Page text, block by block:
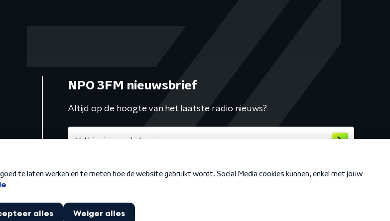
NPO 3FM nieuwsbrief
Altijd op de hoogte van het laatste radio nieuws?